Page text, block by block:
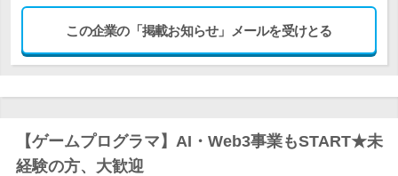
この企業の「掲載お知らせ」メールを受けとる
【ゲームプログラマ】AI・Web3事業もSTART★未
経験の方、大歓迎